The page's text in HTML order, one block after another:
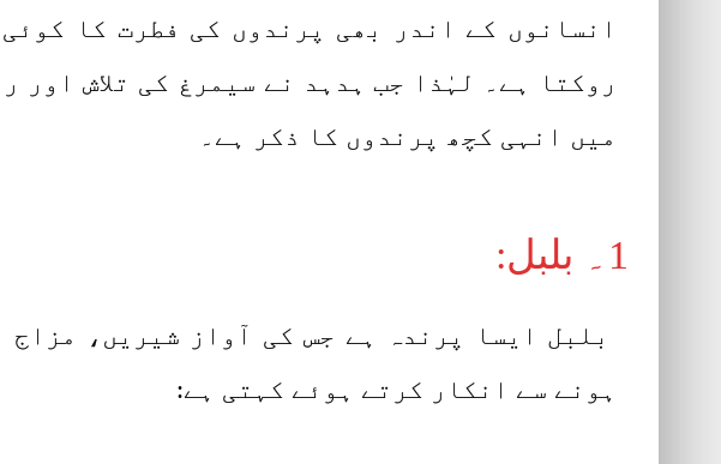
انسانوں کے اندر بھی پرندوں کی فطرت کا
روکتا ہے۔ لہٰذا جب ہدہد نے سیمرغ کی تلاش
میں انہی کچھ پرندوں کا ذکر ہے۔
1۔ بلبل:
بلبل ایسا پرندہ ہے جس کی آواز شیریں،
ہونے سے انکار کرتے ہوئے کہتی ہے: